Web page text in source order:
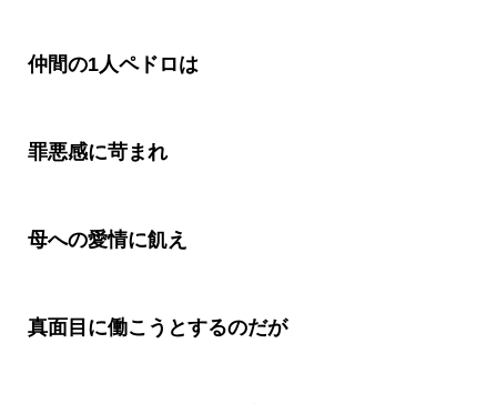
仲間の1人ペドロは
罪悪感に苛まれ
母への愛情に飢え
真面目に働こうとするのだが